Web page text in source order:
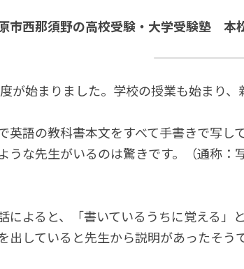
市西那須野の高校受験・大学受験塾　本
が始まりました。学校の授業も始まり、
英語の教科書本文をすべて手書きで写し
うな先生がいるのは驚きです。（通称：
によると、「書いているうちに覚える」
出していると先生から説明があったそうで